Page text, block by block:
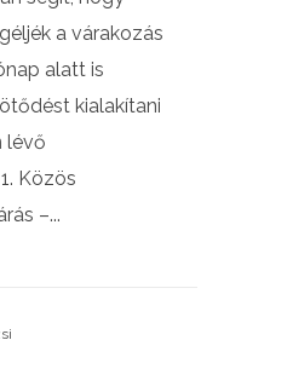
a várakozás
alatt is
kialakítani
lévő
Közös
–...